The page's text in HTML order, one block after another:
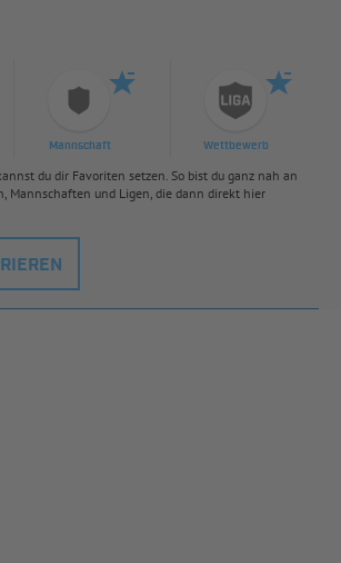
Mannschaft Wettbewerb
du dir Favoriten setzen. So bist du ganz nah an
Mannschaften und Ligen, die dann direkt hier